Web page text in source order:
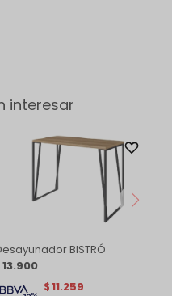
interesar
BISTRÓ
13.900
$11.259